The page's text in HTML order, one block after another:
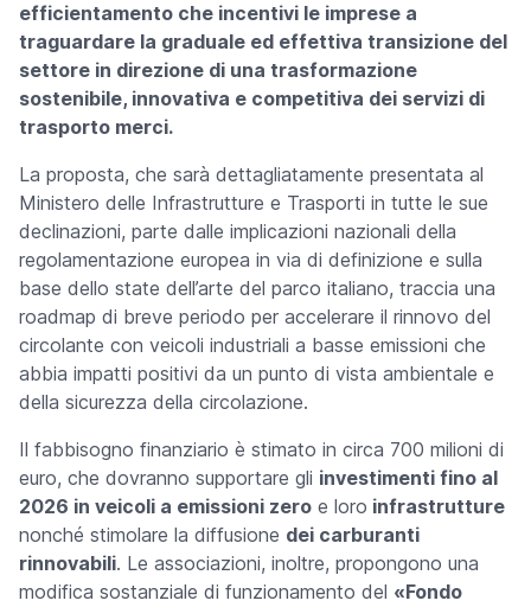
efficientamento che incentivi le imprese a
traguardare la graduale ed effettiva transizione del
settore in direzione di una trasformazione
sostenibile, innovativa e competitiva dei servizi di
trasporto merci.
La proposta, che sarà dettagliatamente presentata al
Ministero delle Infrastrutture e Trasporti in tutte le sue
declinazioni, parte dalle implicazioni nazionali della
regolamentazione europea in via di definizione e sulla
base dello state dell’arte del parco italiano, traccia una
roadmap di breve periodo per accelerare il rinnovo del
circolante con veicoli industriali a basse emissioni che
abbia impatti positivi da un punto di vista ambientale e
della sicurezza della circolazione.
Il fabbisogno finanziario è stimato in circa 700 milioni di
euro, che dovranno supportare gli investimenti fino al
2026 in veicoli a emissioni zero e loro infrastrutture
nonché stimolare la diffusione dei carburanti
rinnovabili. Le associazioni, inoltre, propongono una
modifica sostanziale di funzionamento del «Fondo